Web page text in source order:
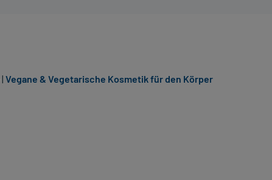
| Vegane & Vegetarische Kosmetik für den Körper